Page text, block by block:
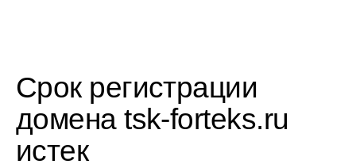
Срок регистрации
домена tsk-forteks.ru
истек